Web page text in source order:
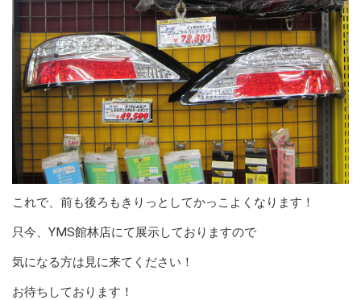
これで、前も後ろもきりっとしてかっこよくなります！
只今、YMS館林店にて展示しておりますので
気になる方は見に来てください！
お待ちしております！